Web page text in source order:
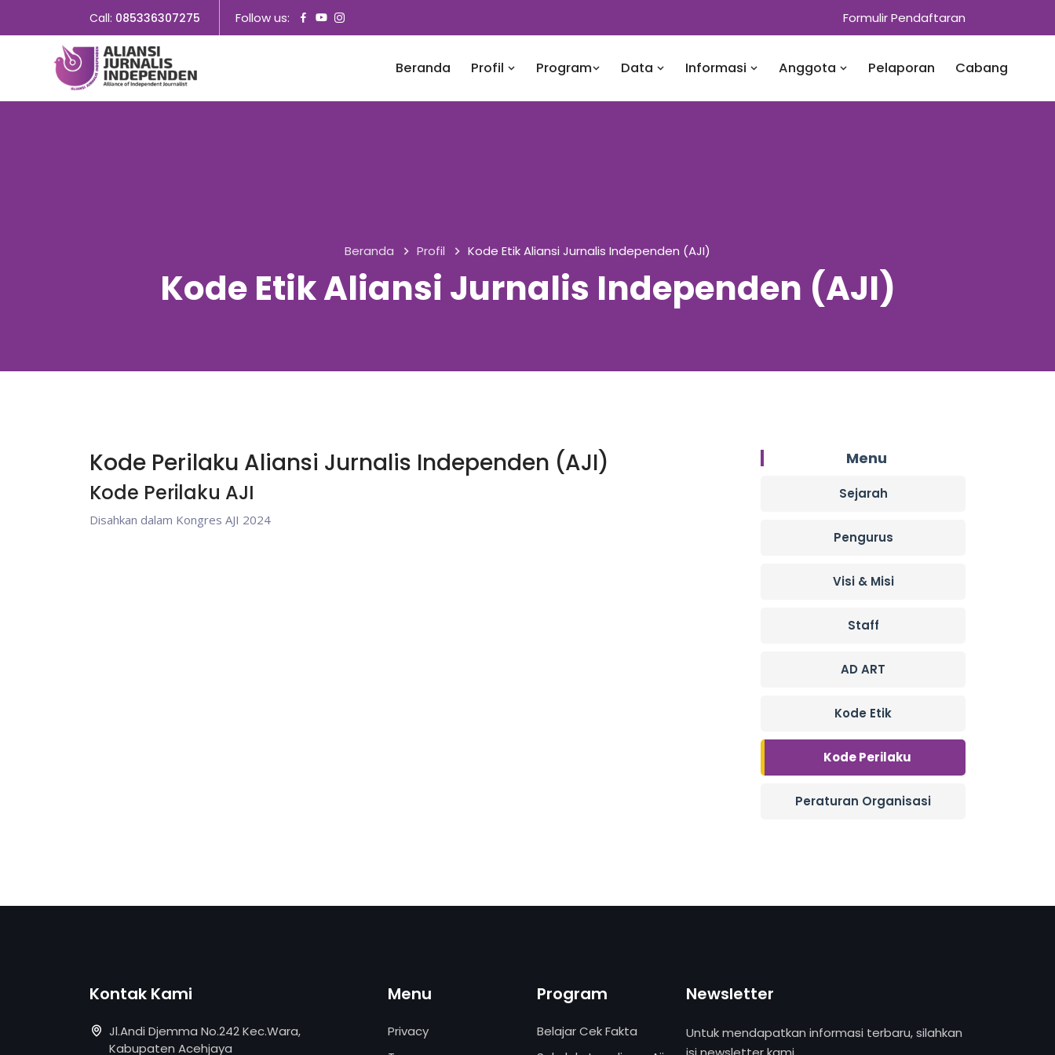
Call: 085336307275 Follow us: Formulir Pendaftaran
Beranda Profil Program Data Informasi Anggota Pelaporan Cabang
Beranda Profil Kode Etik Aliansi Jurnalis Independen (AJI)
Kode Etik Aliansi Jurnalis Independen (AJI)
Kode Perilaku Aliansi Jurnalis Independen (AJI)
Kode Perilaku AJI
Disahkan dalam Kongres AJI 2024
Menu
Sejarah
Pengurus
Visi & Misi
Staff
AD ART
Kode Etik
Kode Perilaku
Peraturan Organisasi
Kontak Kami
Jl.Andi Djemma No.242 Kec.Wara,
Kabupaten Acehjaya
Menu
Privacy
Program
Belajar Cek Fakta
Newsletter
Untuk mendapatkan informasi terbaru, silahkan